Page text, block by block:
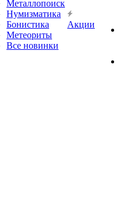
Металлопоиск
Нумизматика
Бонистика
Метеориты
Все новинки
Акции